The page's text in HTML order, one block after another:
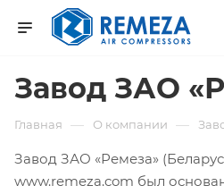
Завод ЗАО
Главная — О компании —
Завод ЗАО «Ремеза»
www.remeza.com был